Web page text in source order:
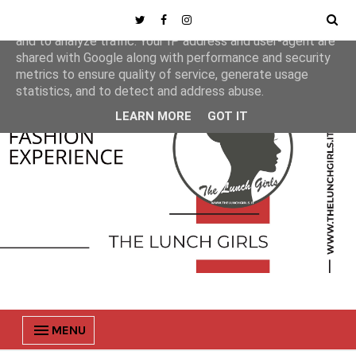
MENU
This site uses cookies from Google to deliver its services
and to analyze traffic. Your IP address and user-agent are
shared with Google along with performance and security
metrics to ensure quality of service, generate usage
statistics, and to detect and address abuse.
LEARN MORE GOT IT